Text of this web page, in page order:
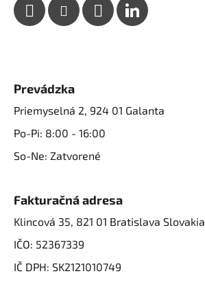
Prevádzka
Priemyselná 2, 924 01 Galanta
Po-Pi: 8:00 - 16:00
So-Ne: Zatvorené
Fakturačná adresa
Klincová 35, 821 01 Bratislava Slovakia
IČO: 52367339
IČ DPH: SK2121010749